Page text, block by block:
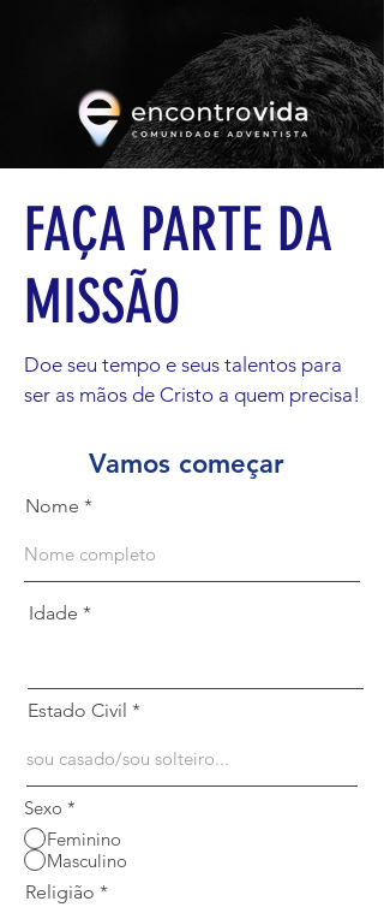
FAÇA PARTE DA
MISSÃO
Doe seu tempo e seus talentos para
ser as mãos de Cristo a quem precisa!
Vamos começar
Nome
Idade
Estado Civil
Sexo *
Feminino
Masculino
Religião